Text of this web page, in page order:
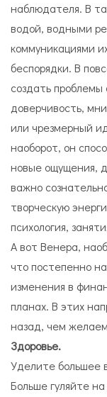
наблюдателя. В
водой, водными
коммуникациями
беспорядки. В
создать
доверчивость,
или чрезмерный
наоборот, он
новые ощущения,
важно
творческую
психология,
А вот Венера,
что постепенно
изменения в
планах. В этих
назад, чем
Здоровье.
Уделите большее
Больше гуляйте